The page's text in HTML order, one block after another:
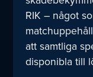
RIK – något
att samtliga
disponibla till